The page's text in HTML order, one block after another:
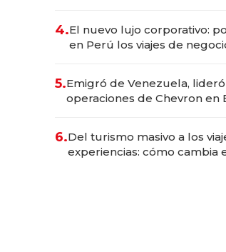
4.El nuevo lujo corporativo:
en Perú los viajes de
transformadoras
5.Emigró de Venezuela,
operaciones de Chevron en
6.Del turismo masivo a los
experiencias: cómo cambia